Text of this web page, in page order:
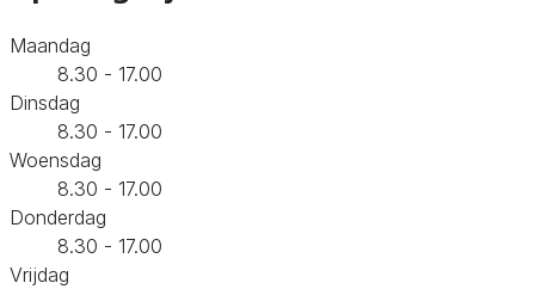
Maandag
8.30 - 17.00
Dinsdag
8.30 - 17.00
Woensdag
8.30 - 17.00
Donderdag
8.30 - 17.00
Vrijdag